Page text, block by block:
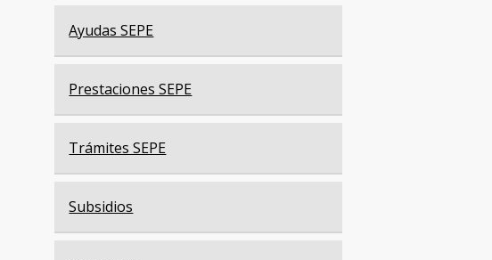
Ayudas SEPE
Prestaciones SEPE
Trámites SEPE
Subsidios